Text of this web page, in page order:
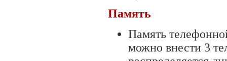
Память
Память
можно внести 3